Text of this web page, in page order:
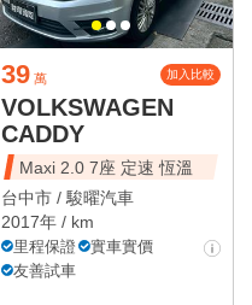
39 萬 加入比較
VOLKSWAGEN
CADDY
Maxi 2.0 7座 定速 恆溫
台中市 / 駿曜汽車
2017年 / km
里程保證
實車實價
友善試車